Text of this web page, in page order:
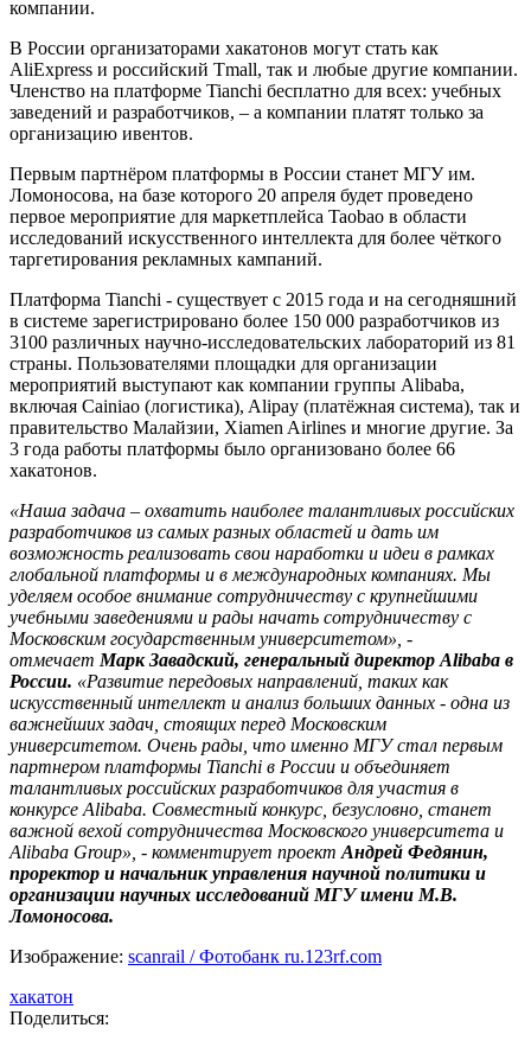
компании.
В России организаторами хакатонов могут стать как
AliExpress и российский Tmall, так и любые другие компании.
Членство на платформе Tianchi бесплатно для всех: учебных
заведений и разработчиков, – а компании платят только за
организацию ивентов.
Первым партнёром платформы в России станет МГУ им.
Ломоносова, на базе которого 20 апреля будет проведено
первое мероприятие для маркетплейса Taobao в области
исследований искусственного интеллекта для более чёткого
таргетирования рекламных кампаний.
Платформа Tianchi - существует с 2015 года и на сегодняшний
в системе зарегистрировано более 150 000 разработчиков из
3100 различных научно-исследовательских лабораторий из 81
страны. Пользователями площадки для организации
мероприятий выступают как компании группы Alibaba,
включая Cainiao (логистика), Alipay (платёжная система), так и
правительство Малайзии, Xiamen Airlines и многие другие. За
3 года работы платформы было организовано более 66
хакатонов.
«Наша задача – охватить наиболее талантливых российских
разработчиков из самых разных областей и дать им
возможность реализовать свои наработки и идеи в рамках
глобальной платформы и в международных компаниях. Мы
уделяем особое внимание сотрудничеству с крупнейшими
учебными заведениями и рады начать сотрудничеству с
Московским государственным университетом», -
отмечаетМарк Завадский, генеральный директорAlibaba в
России. «Развитие передовых направлений, таких как
искусственный интеллект и анализ больших данных - одна из
важнейших задач, стоящих перед Московским
университетом. Очень рады, что именно МГУ стал первым
партнером платформы Tianchi в России и объединяет
талантливых российских разработчиков для участия в
конкурсе Alibaba. Совместный конкурс, безусловно, станет
важной вехой сотрудничества Московского университета и
Alibaba Group», - комментирует проектАндрей Федянин,
проректор и начальник управления научной политики и
организации научных исследований МГУ имени М.В.
Ломоносова.
Изображение: scanrail / Фотобанк ru.123rf.com
хакатон
Поделиться: